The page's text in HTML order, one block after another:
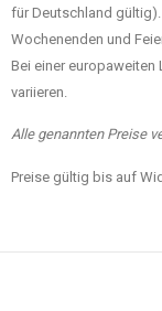
für Deutschland
Wochenenden und
Bei einer
variieren.
Alle genannten Preise
Preise gültig bis auf